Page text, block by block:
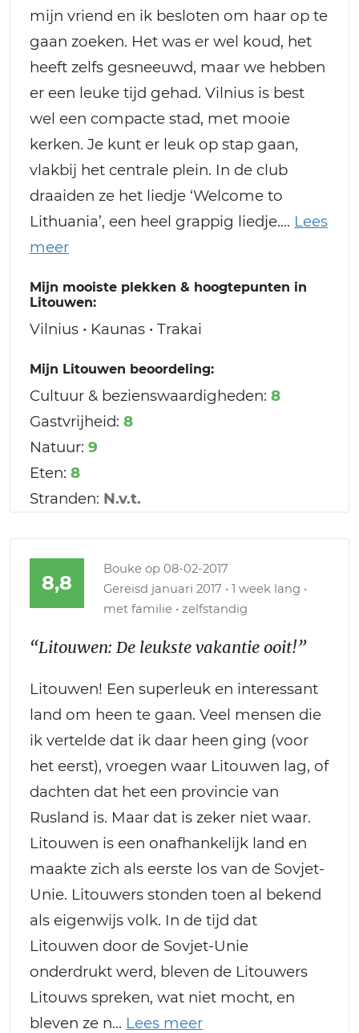
mijn vriend en ik besloten om haar op te
gaan zoeken. Het was er wel koud, het
heeft zelfs gesneeuwd, maar we hebben
er een leuke tijd gehad. Vilnius is best
wel een compacte stad, met mooie
kerken. Je kunt er leuk op stap gaan,
vlakbij het centrale plein. In de club
draaiden ze het liedje ‘Welcome to
Lithuania’, een heel grappig liedje.
Mijn mooiste plekken & hoogtepunten in
Litouwen:
Vilnius • Kaunas • Trakai
Mijn Litouwen beoordeling:
Cultuur & bezienswaardigheden: 8
Gastvrijheid: 8
Natuur: 9
Eten: 8
Stranden: N.v.t.
8,8
Bouke op 08-02-2017
Gereisd januari 2017 • 1 week lang •
met familie • zelfstandig
“Litouwen: De leukste vakantie ooit!”
Litouwen! Een superleuk en interessant
land om heen te gaan. Veel mensen die
ik vertelde dat ik daar heen ging (voor
het eerst), vroegen waar Litouwen lag, of
dachten dat het een provincie van
Rusland is. Maar dat is zeker niet waar.
Litouwen is een onafhankelijk land en
maakte zich als eerste los van de Sovjet-
Unie. Litouwers stonden toen al bekend
als eigenwijs volk. In de tijd dat
Litouwen door de Sovjet-Unie
onderdrukt werd, bleven de Litouwers
Litouws spreken, wat niet mocht, en
bleven ze n